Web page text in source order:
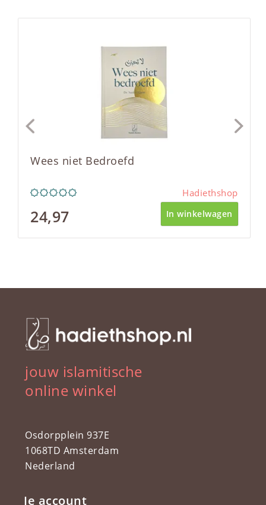
Wees niet Bedroefd
Hadiethshop
24,97 In winkelwagen
jouw islamitische
online winkel
Osdorpplein 937E
1068TD Amsterdam
Nederland
Je account